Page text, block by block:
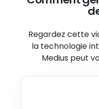
Regardez cette
la technologie
Medius peut